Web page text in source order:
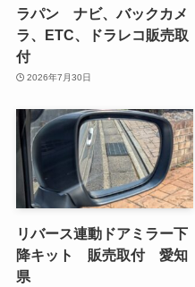
ラパン ナビ、バックカメ
ラ、ETC、ドラレコ販売取
付
2026年7月30日
リバース連動ドアミラー下
降キット 販売取付 愛知
県